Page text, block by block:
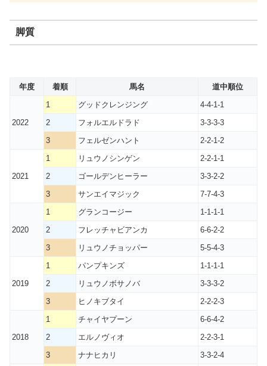
脚質
年度 着順 馬名 道中順位
2022
1 グッドクレンジング
4-4-1-1
2
フォルエルドラド
3-3-3-3
3
フェルゼンハント 2-2-1-2
2021
1 リュウノシンゲン
2-2-1-1
2
ゴールデンヒーラー
3-3-2-2
3
サンエイマジック 7-7-4-3
2020
1 グランコージー
1-1-1-1
2
フレッチャビアンカ
6-6-2-2
3
リュウノチョッパー 5-5-4-3
2019
1 パンプキンズ
1-1-1-1
2
リュウノボサノバ
3-3-3-2
3
ヒノキブタイ 2-2-2-3
2018
1 チャイヤプーン
6-6-4-2
2
エルノヴィオ
2-2-3-1
3
ナナヒカリ 3-3-2-4